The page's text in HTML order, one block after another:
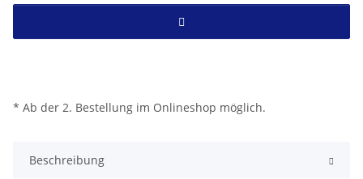
* Ab der 2. Bestellung im Onlineshop möglich.
Beschreibung